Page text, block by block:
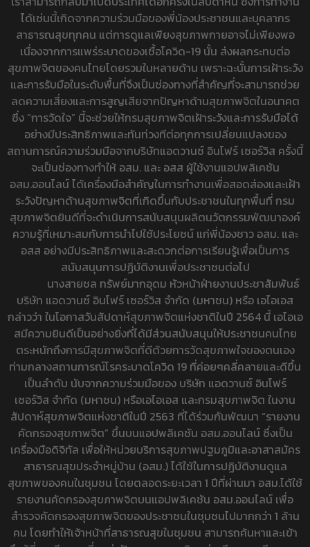
ได้เช่นนี้เกิดจากความร่วมมือของพี่น้องประชาชนและบุคลากร
สาธารณสุขทุกคน แต่การดูแลเพียงสุขภาพกายอาจไม่เพียงพอ
เนื่องจากการแพร่ระบาดของเชื้อโควิด-19 นั้น ส่งผลกระทบต่อ
สุขภาพจิตของคนไทยโดยรวมในหลายด้าน เพราะฉะนั้นการเฝ้าระวัง
และการรับมือในระดับพื้นที่จึงเป็นช่องทางที่สำคัญที่จะสามารถช่วย
ลดความเสี่ยงและการสูญเสียจากปัญหาด้านสุขภาพจิตในอนาคต
ซึ่ง “การวัดใจ” นี้จะช่วยให้กรมสุขภาพจิตเฝ้าระวังและการรับมือได้
อย่างมีประสิทธิภาพและทันท่วงทีต่อทุกการเปลี่ยนแปลงของ
สถานการณ์ความร่วมมือจากบริษัทแอดวานซ์ อินโฟร์ เซอร์วิส ครั้งนี้
จะเป็นช่องทางทำให้ อสม. และ อสส ผู้ใช้งานแอปพลิเคชัน
อสม.ออนไลน์ ได้เครื่องมือสำคัญในการทำงานเพื่อสอดส่องและเฝ้า
ระวังปัญหาด้านสุขภาพจิตที่เกิดขึ้นกับประชาชนในทุกพื้นที่ กรม
สุขภาพจิตยินดีที่จะดำเนินการสนับสนุนผลิตนวัตกรรมพัฒนาองค์
ความรู้ที่เหมาะสมกับการนำไปใช้ประโยชน์ แก่พี่น้องชาว อสม. และ
อสส อย่างมีประสิทธิภาพและสะดวกต่อการเรียนรู้เพื่อเป็นการ
สนับสนุนการปฏิบัติงานเพื่อประชาชนต่อไป
นางสายชล ทรัพย์มากอุดม หัวหน้าฝ่ายงานประชาสัมพันธ์
บริษัท แอดวานซ์ อินโฟร์ เซอร์วิส จำกัด (มหาชน) หรือ เอไอเอส
กล่าวว่า ในโอกาสวันสัปดาห์สุขภาพจิตแห่งชาติในปี 2564 นี้ เอไอเอ
สมีความยินดีเป็นอย่างยิ่งที่ได้มีส่วนสนับสนุนให้ประชาชนคนไทย
ตระหนักถึงการมีสุขภาพจิตที่ดีด้วยการวัดสุขภาพใจของตนเอง
ท่ามกลางสถานการณ์โรคระบาดโควิด 19 ที่ค่อยๆคลี่คลายและดีขึ้น
เป็นลำดับ นับจากความร่วมมือของ บริษัท แอดวานซ์ อินโฟร์
เซอร์วิส จำกัด (มหาชน) หรือเอไอเอส และกรมสุขภาพจิต ในงาน
สัปดาห์สุขภาพจิตแห่งชาติในปี 2563 ที่ได้ร่วมกันพัฒนา “รายงาน
คัดกรองสุขภาพจิต” ขึ้นบนแอปพลิเคชัน อสม.ออนไลน์ ซึ่งเป็น
เครื่องมือดิจิทัล เพื่อให้หน่วยบริการสุขภาพปฐมภูมิและอาสาสมัคร
สาธารณสุขประจำหมู่บ้าน (อสม.) ได้ใช้ในการปฏิบัติงานดูแล
สุขภาพของคนในชุมชน โดยตลอดระยะเวลา 1 ปีที่ผ่านมา อสม.ได้ใช้
รายงานคัดกรองสุขภาพจิตบนแอปพลิเคชัน อสม.ออนไลน์ เพื่อ
สำรวจคัดกรองสุขภาพจิตของประชาชนในชุมชนไปมากกว่า 1 ล้าน
คน โดยทำให้เจ้าหน้าที่สาธารณสุขในชุมชน สามารถค้นหาและเข้า